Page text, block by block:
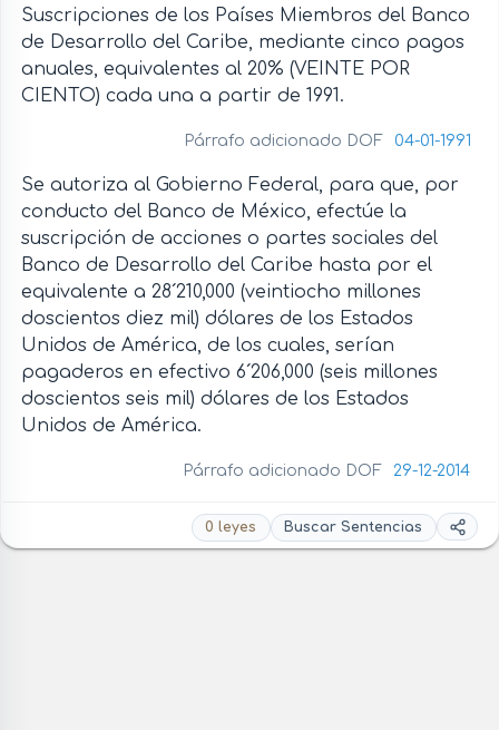
Suscripciones de los Países Miembros del Banco
de Desarrollo del Caribe, mediante cinco pagos
anuales, equivalentes al 20% (VEINTE POR
CIENTO) cada una a partir de 1991.
Párrafo adicionado DOF 04-01-1991
Se autoriza al Gobierno Federal, para que, por
conducto del Banco de México, efectúe la
suscripción de acciones o partes sociales del
Banco de Desarrollo del Caribe hasta por el
equivalente a 28´210,000 (veintiocho millones
doscientos diez mil) dólares de los Estados
Unidos de América, de los cuales, serían
pagaderos en efectivo 6´206,000 (seis millones
doscientos seis mil) dólares de los Estados
Unidos de América.
Párrafo adicionado DOF 29-12-2014
0 leyes Buscar Sentencias